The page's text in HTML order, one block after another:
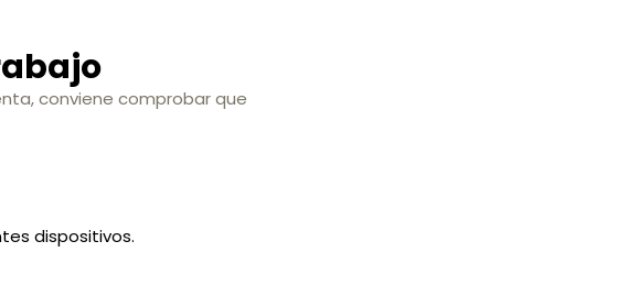
conviene comprobar que
dispositivos.